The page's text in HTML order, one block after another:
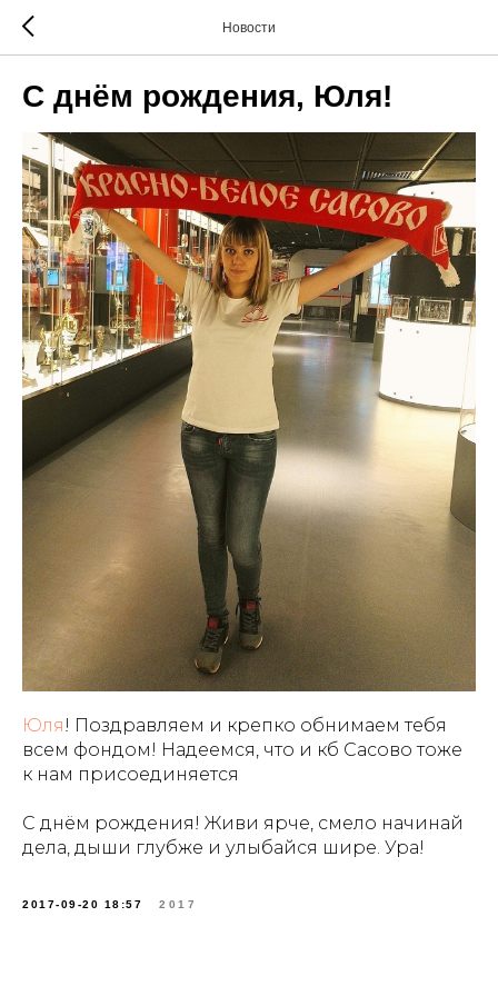
Новости
С днём рождения, Юля!
Юля! Поздравляем и крепко обнимаем тебя
всем фондом! Надеемся, что и кб Сасово тоже
к нам присоединяется
С днём рождения! Живи ярче, смело начинай
дела, дыши глубже и улыбайся шире. Ура!
2017-09-20 18:57 2017